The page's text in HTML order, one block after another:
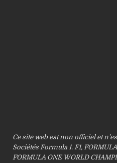
Ce site web est non officiel et
Sociétés Formula 1. F1,
FORMULA ONE WORLD